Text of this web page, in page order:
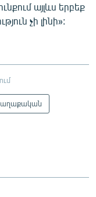
այլևս երբեք
չի լինի»: